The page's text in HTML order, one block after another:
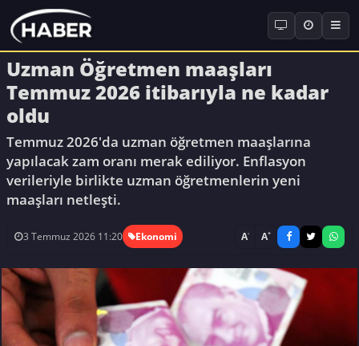
Uzman Öğretmen maaşları
Temmuz 2026 itibarıyla ne kadar
oldu
Temmuz 2026'da uzman öğretmen maaşlarına
yapılacak zam oranı merak ediliyor. Enflasyon
verileriyle birlikte uzman öğretmenlerin yeni
maaşları netleşti.
3 Temmuz 2026 11:20 Ekonomi A- A+